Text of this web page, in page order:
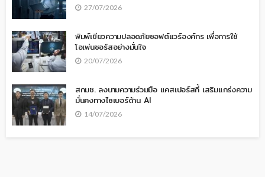
27/07/2026
พิมพ์เขียวความปลอดภัยซอฟต์แวร์องค์กร เพื่อการใช้
โอเพ่นซอร์สอย่างมั่นใจ
20/07/2026
สกมช. ลงนามความร่วมมือ แคสเปอร์สกี้ เสริมแกร่งความ
มั่นคงทางไซเบอร์ด้าน AI
14/07/2026